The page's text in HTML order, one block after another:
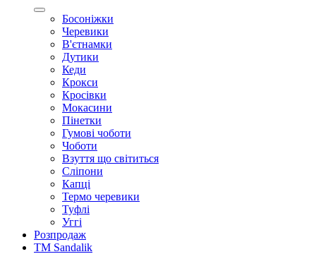
Босоніжки
Черевики
В'єтнамки
Дутики
Кеди
Крокси
Кросівки
Мокасини
Пінетки
Гумові чоботи
Чоботи
Взуття що світиться
Сліпони
Капці
Термо черевики
Туфлі
Уггі
Розпродаж
TM Sandalik